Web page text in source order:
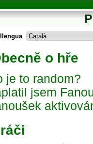
o hře
je to random?
jsem